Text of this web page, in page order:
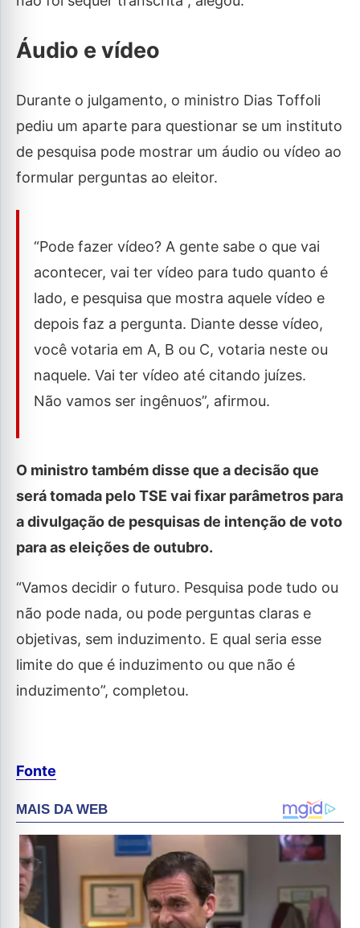
Áudio e vídeo
Durante o julgamento, o ministro Dias Toffoli
pediu um aparte para questionar se um instituto
de pesquisa pode mostrar um áudio ou vídeo ao
formular perguntas ao eleitor.
“Pode fazer vídeo? A gente sabe o que vai
acontecer, vai ter vídeo para tudo quanto é
lado, e pesquisa que mostra aquele vídeo e
depois faz a pergunta. Diante desse vídeo,
você votaria em A, B ou C, votaria neste ou
naquele. Vai ter vídeo até citando juízes.
Não vamos ser ingênuos”, afirmou.
O ministro também disse que a decisão que
será tomada pelo TSE vai fixar parâmetros para
a divulgação de pesquisas de intenção de voto
para as eleições de outubro.
“Vamos decidir o futuro. Pesquisa pode tudo ou
não pode nada, ou pode perguntas claras e
objetivas, sem induzimento. E qual seria esse
limite do que é induzimento ou que não é
induzimento”, completou.
Fonte